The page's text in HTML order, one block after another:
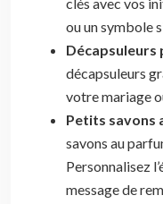
ou un symbole
Décapsuleurs
décapsuleurs
votre mariage
Petits savons
savons au
Personnalisez
message de